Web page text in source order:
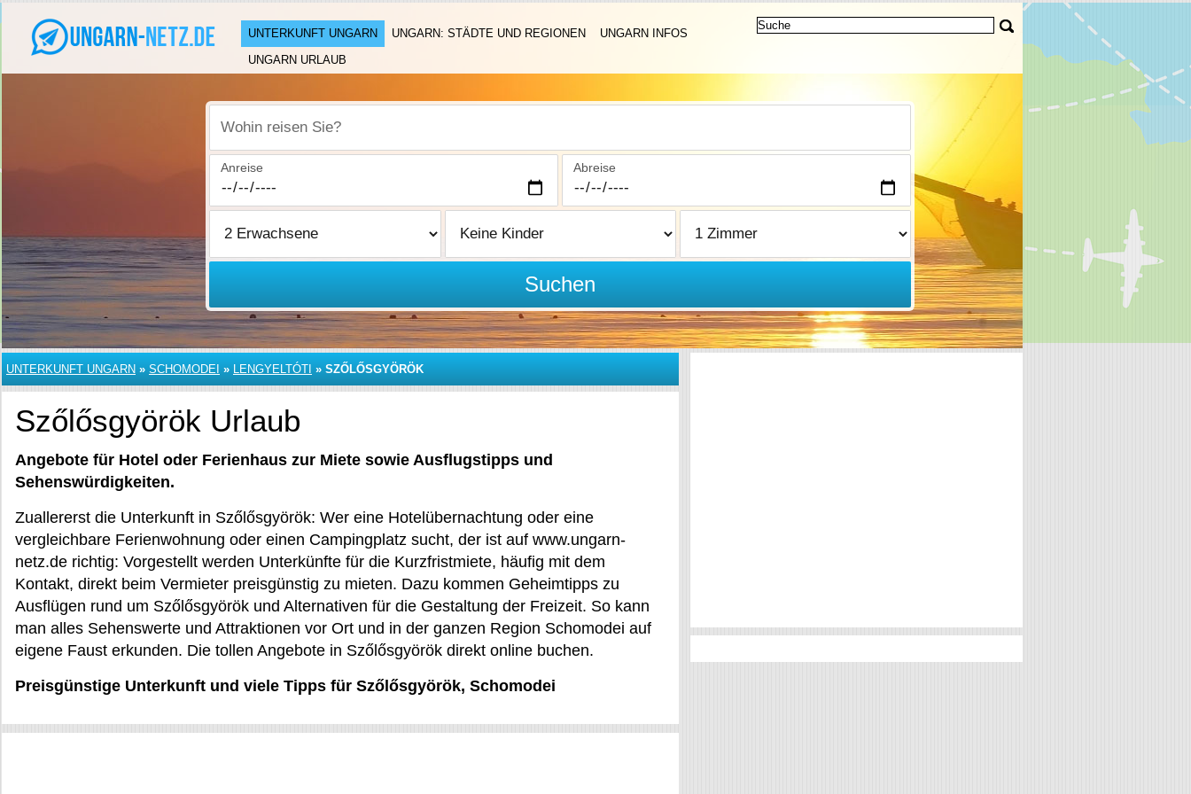
UNTERKUNFT UNGARN UNGARN: STÄDTE UND REGIONEN
UNGARN INFOS
UNGARN URLAUB
Wohin reisen Sie?
Anreise Abreise
Suchen
UNTERKUNFT UNGARN » SCHOMODEI » LENGYELTÓTI » SZŐLŐSGYÖRÖK
Szőlősgyörök Urlaub
Angebote für Hotel oder Ferienhaus zur Miete sowie Ausflugstipps und
Sehenswürdigkeiten.
Zuallererst die Unterkunft in Szőlősgyörök: Wer eine Hotelübernachtung oder eine
vergleichbare Ferienwohnung oder einen Campingplatz sucht, der ist auf www.ungarn-
netz.de richtig: Vorgestellt werden Unterkünfte für die Kurzfristmiete, häufig mit dem
Kontakt, direkt beim Vermieter preisgünstig zu mieten. Dazu kommen Geheimtipps zu
Ausflügen rund um Szőlősgyörök und Alternativen für die Gestaltung der Freizeit. So kann
man alles Sehenswerte und Attraktionen vor Ort und in der ganzen Region Schomodei auf
eigene Faust erkunden. Die tollen Angebote in Szőlősgyörök direkt online buchen.
Preisgünstige Unterkunft und viele Tipps für Szőlősgyörök, Schomodei